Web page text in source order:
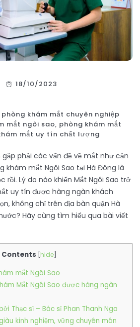
18/10/2023
phòng khám mắt chuyên nghiệp
mắt ngôi sao, phòng khám mắt
mắt uy tín chất lượng
phải các vấn đề về mắt như cận
khám mắt Ngôi Sao tại Hà Đông là
rồi. Lý do nào khiến Mắt Ngôi Sao trở
uy tín được hàng ngàn khách
không chỉ trên địa bàn quận Hà
Hãy cùng tìm hiểu qua bài viết
Contents hide]
mắt Ngôi Sao
Mắt Ngôi Sao được hàng ngàn
Thạc sĩ – Bác sĩ Phan Thanh Nga
kinh nghiệm, vững chuyên môn